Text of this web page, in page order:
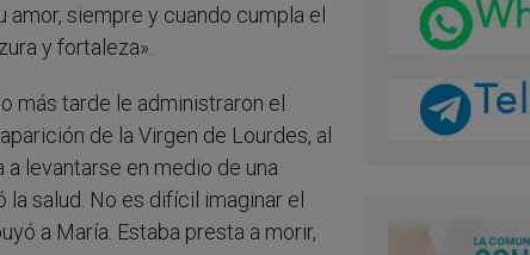
amor, siempre y cuando cumpla el
y fortaleza».
más tarde le administraron el
de la Virgen de Lourdes, al
levantarse en medio de una
la salud. No es difícil imaginar el
a María. Estaba presta a morir,